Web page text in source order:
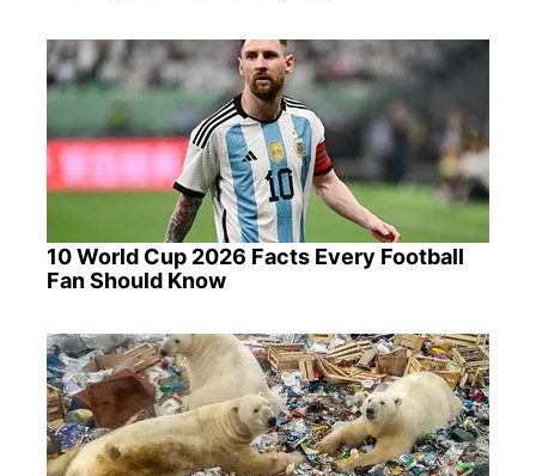
10 World Cup 2026 Facts Every Football
Fan Should Know